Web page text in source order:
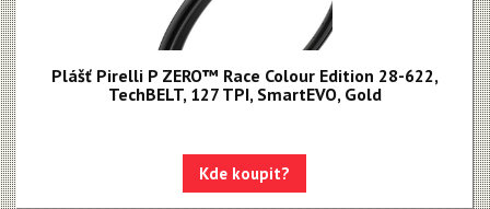
Plášť Pirelli P ZERO™ Race Colour Edition 28-622,
TechBELT, 127 TPI, SmartEVO, Gold
Kde koupit?